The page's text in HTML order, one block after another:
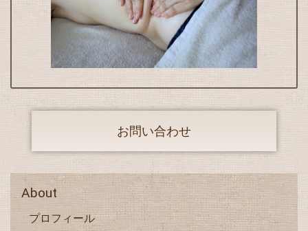
お問い合わせ
About
プロフィール